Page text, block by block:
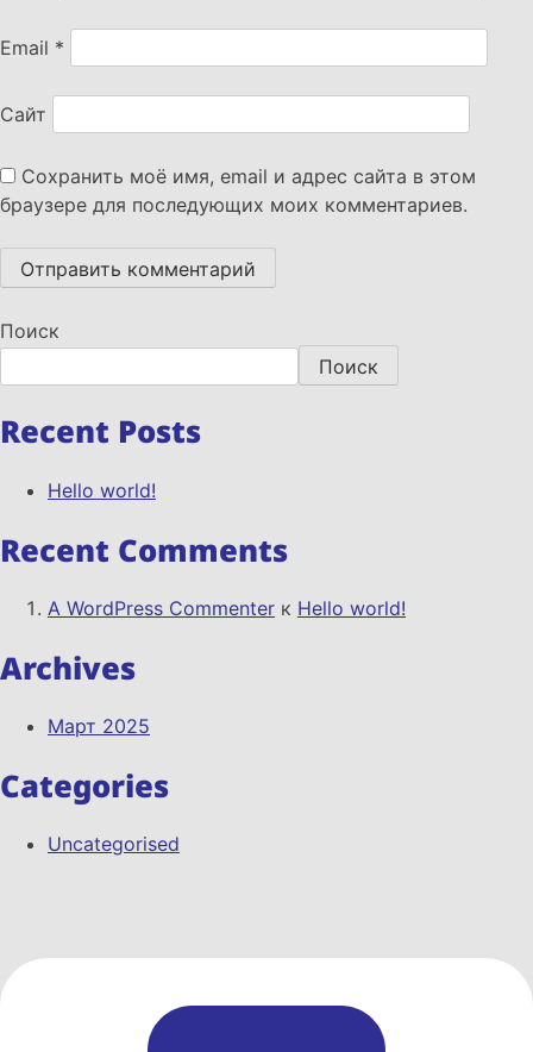
Email *
Сайт
Сохранить моё имя, email и адрес сайта в этом
браузере для последующих моих комментариев.
Поиск
Поиск
Recent Posts
Hello world!
Recent Comments
A WordPress Commenter к Hello world!
Archives
Март 2025
Categories
Uncategorised